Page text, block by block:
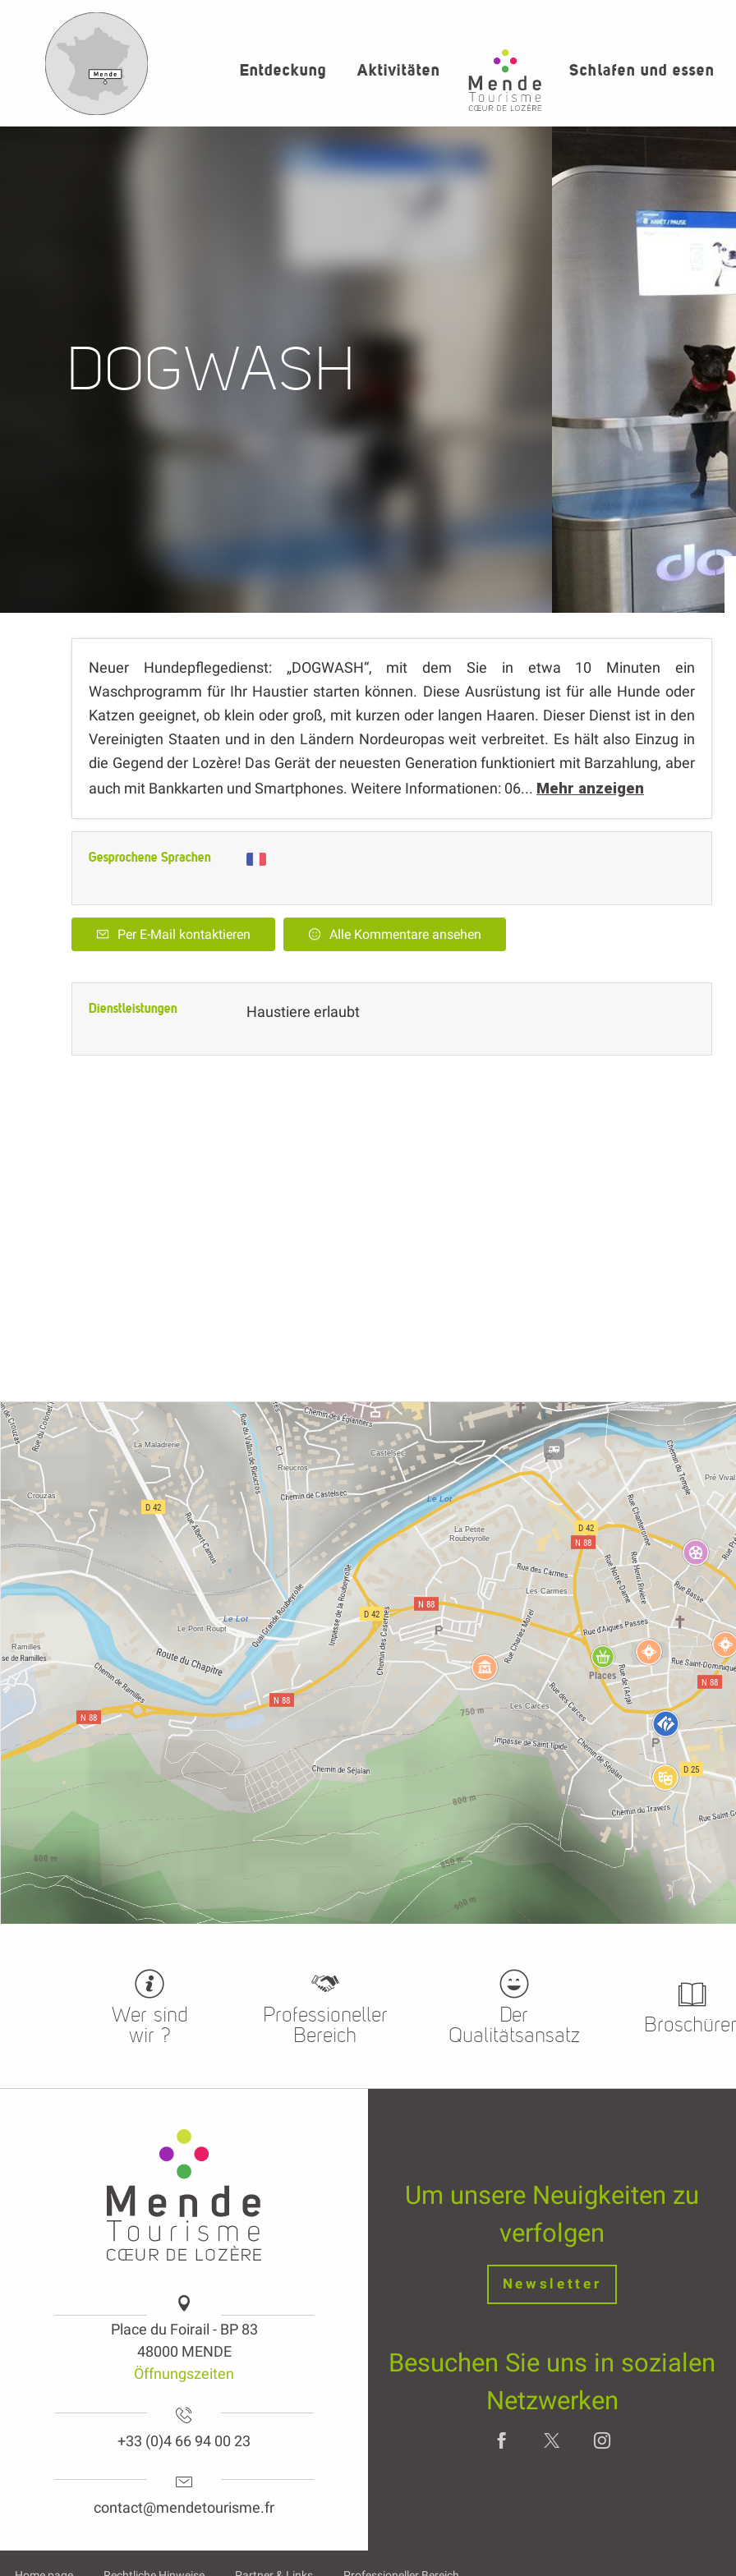
contenu
principal
Entdeckung Aktivitäten Schlafen und essen
DOGWASH
Neuer Hundepflegedienst: „DOGWASH“, mit dem Sie in etwa 10 Minuten ein
Waschprogramm für Ihr Haustier starten können. Diese Ausrüstung ist für alle Hunde oder
Katzen geeignet, ob klein oder groß, mit kurzen oder langen Haaren. Dieser Dienst ist in den
Vereinigten Staaten und in den Ländern Nordeuropas weit verbreitet. Es hält also Einzug in
die Gegend der Lozère! Das Gerät der neuesten Generation funktioniert mit Barzahlung, aber
auch mit Bankkarten und Smartphones. Weitere Informationen: 06... Mehr anzeigen
Gesprochene Sprachen
Per E-Mail kontaktieren Alle Kommentare ansehen
Dienstleistungen Haustiere erlaubt
Wer sind
wir ?
Professioneller
Bereich
Der
Qualitätsansatz
Place du Foirail - BP 83
48000 MENDE
Öffnungszeiten
+33 (0)4 66 94 00 23
contact@mendetourisme.fr
Um unsere Neuigkeiten zu
verfolgen
Newsletter
Besuchen Sie uns in sozialen
Netzwerken